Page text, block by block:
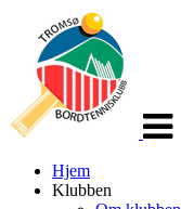
Hjem
Klubben